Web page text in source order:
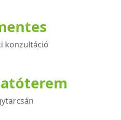
konzultáció